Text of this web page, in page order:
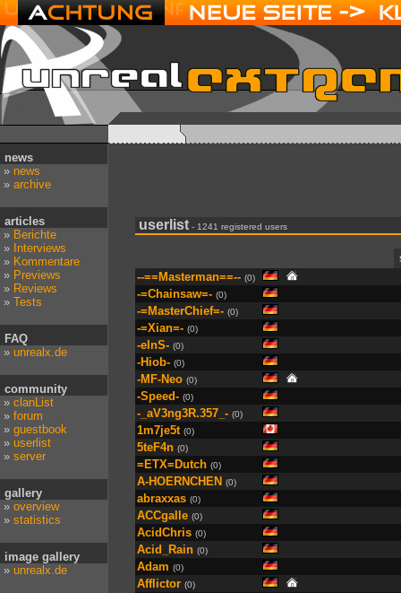
news
» news
» archive
articles
» Berichte
» Interviews
» Kommentare
» Previews
» Reviews
» Tests
FAQ
» unrealx.de
community
» clanList
» forum
» guestbook
» userlist
» server
gallery
» overview
» statistics
image gallery
» unrealx.de
userlist- 1241 registered users
--==Masterman==-- (0)
-=Chainsaw=- (0)
-=MasterChief=- (0)
-=Xian=- (0)
-eInS- (0)
-Hiob- (0)
-MF-Neo (0)
-Speed- (0)
-_aV3ng3R.357_- (0)
1m7je5t (0)
5teF4n (0)
=ETX=Dutch (0)
A-HOERNCHEN (0)
abraxxas (0)
ACCgalle (0)
AcidChris (0)
Acid_Rain (0)
Adam (0)
Afflictor (0)